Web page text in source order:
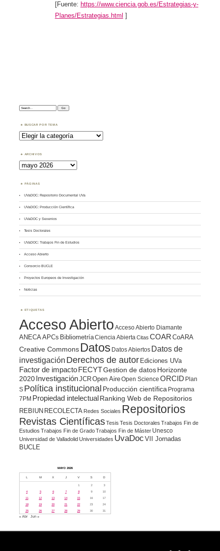
[Fuente: https://www.ciencia.gob.es/Estrategias-y-
Planes/Estrategias.html ]
Search:
BUSCAR POR TEMA
Buscar
por
Tema
ARCHIVOS
Archivos
PÁGINAS
UVaDOC: Repositorio Documental UVa
UVaDOC: Producción Científica
UVaDOC y Sexenios
Tesis Doctorales
UVaDOC: Trabajos Fin de Estudios
Acceso Abierto
Consorcio BUCLE
Proyectos Europeos de Investigación
Noticias
ETIQUETAS
Acceso Abierto Acceso Abierto Diamante
ANECAAPCs BibliometríaCiencia Abierta Citas COAR CoARA
Creative Commons Datos Datos Abiertos Datos de
investigación Derechos de autor Ediciones UVa
Factor de impacto FECYTGestion de datosHorizonte
2020 InvestigaciónJCROpen AireOpen Science ORCID Plan
S Política institucional Producción científica Programa
7PM Propiedad intelectualRanking Web de Repositorios
REBIUN RECOLECTA Redes Sociales Repositorios
Revistas CientíficasTesis Tesis Doctorales Trabajos Fin de
Estudios Trabajos Fin de GradoTrabajos Fin de Máster Unesco
Universidad de Valladolid Universidades UvaDoc VII Jornadas
BUCLE
MAYO 2026
L M X J V S D
1 2
3
4
5 6 7 8 9
10
11
12 13 14 15 16
17
18
19 20 21 22 23
24
25
26 27 28 29 30 31
« Abr Jun »